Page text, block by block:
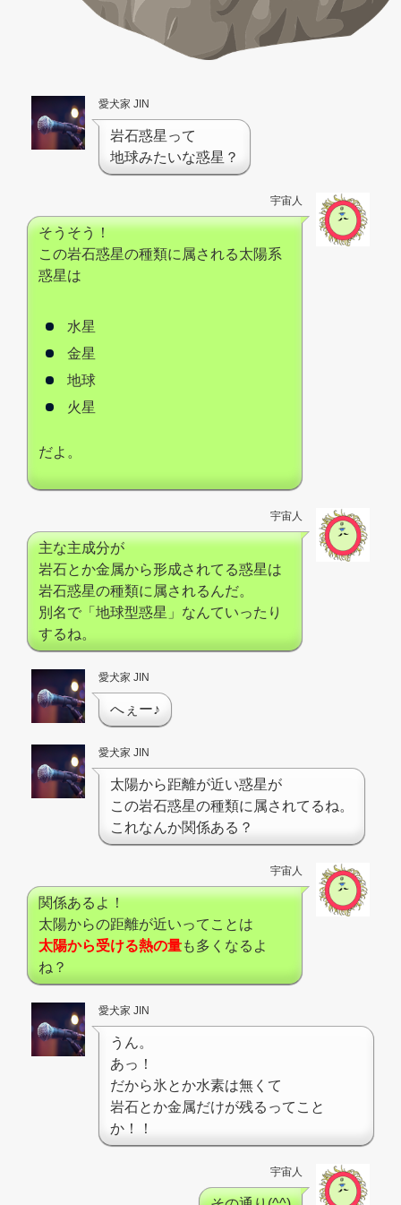
愛犬家 JIN
岩石惑星って
地球みたいな惑星？
宇宙人
そうそう！
この岩石惑星の種類に属される太陽系
惑星は
水星
金星
地球
火星
だよ。
宇宙人
主な主成分が
岩石とか金属から形成されてる惑星は
岩石惑星の種類に属されるんだ。
別名で「地球型惑星」なんていったり
するね。
愛犬家 JIN
へぇー♪
愛犬家 JIN
太陽から距離が近い惑星が
この岩石惑星の種類に属されてるね。
これなんか関係ある？
宇宙人
関係あるよ！
太陽からの距離が近いってことは
太陽から受ける熱の量も多くなるよ
ね？
愛犬家 JIN
うん。
あっ！
だから氷とか水素は無くて
岩石とか金属だけが残るってこと
か！！
宇宙人